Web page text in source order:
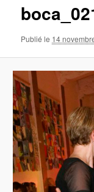
Publié le 14